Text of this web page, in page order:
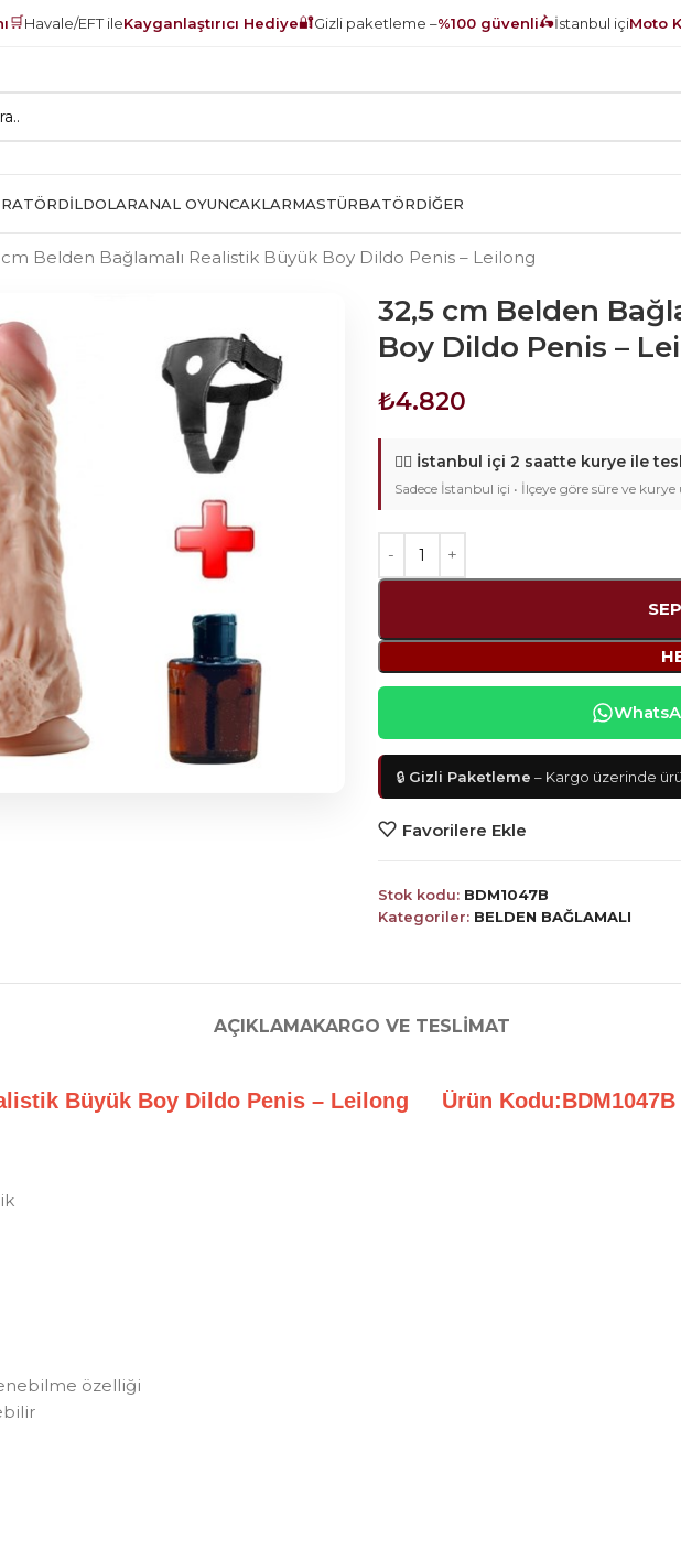
🛒Havale/EFT ileKayganlaştırıcı Hediye🔐Gizli paketleme –%100 güvenli🛵İstanbul içiMoto
DILDOLARANAL OYUNCAKLARMASTÜRBATÖRDIĞER
cm Belden Bağlamalı Realistik Büyük Boy Dildo Penis – Leilong
32,5 cm Belden
Boy Dildo Penis –
₺4.820
🚴‍♂️ İstanbul içi 2 saatte kurye ile
Sadece İstanbul içi • İlçeye göre süre ve
🔒 Gizli Paketleme – Kargo üzerinde
Favorilere Ekle
Stok kodu: BDM1047B
Kategoriler: BELDEN BAĞLAMALI
AÇIKLAMAKARGO VE TESLIMAT
Büyük Boy Dildo Penis – Leilong Ürün Kodu:BDM1047B
özelliği